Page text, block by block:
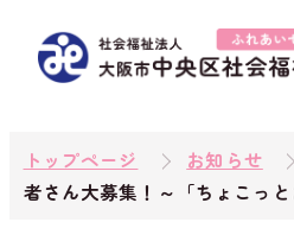
トップページ お知らせ
者さん大募集！～「ちょこっ